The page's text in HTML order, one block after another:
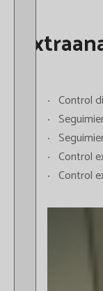
Control
Control
Control